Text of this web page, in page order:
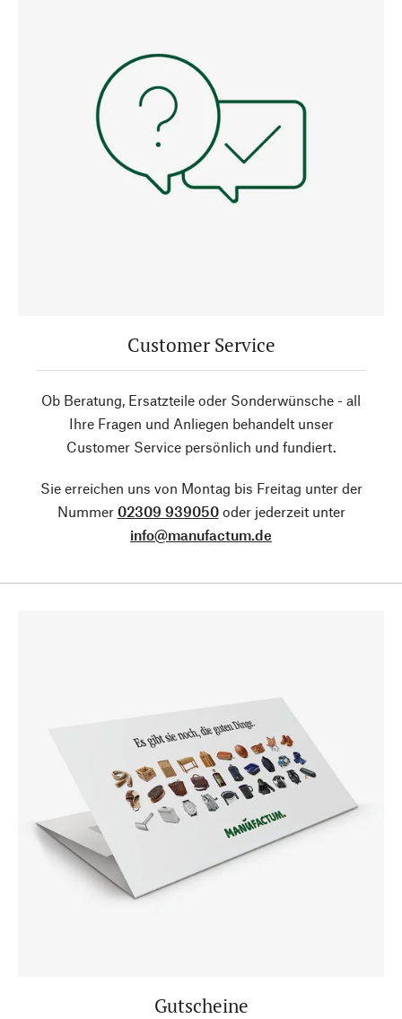
Customer Service
Ob Beratung, Ersatzteile oder Sonderwünsche - all
Ihre Fragen und Anliegen behandelt unser
Customer Service persönlich und fundiert.
Sie erreichen uns von Montag bis Freitag unter der
Nummer 02309 939050oder jederzeit unter
info@manufactum.de
Gutscheine